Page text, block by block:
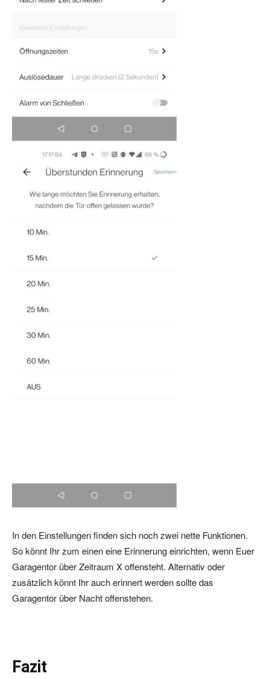
In den Einstellungen finden sich noch zwei nette Funktionen.
So könnt Ihr zum einen eine Erinnerung einrichten, wenn Euer
Garagentor über Zeitraum X offensteht. Alternativ oder
zusätzlich könnt Ihr auch erinnert werden sollte das
Garagentor über Nacht offenstehen.
Fazit